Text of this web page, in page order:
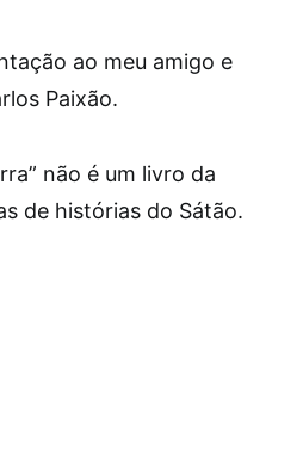
ao meu amigo e
Paixão.
não é um livro da
de histórias do Sátão.